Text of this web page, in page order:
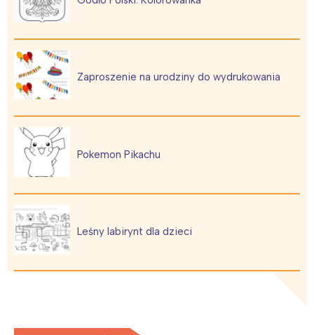
Zaproszenie na urodziny do wydrukowania
Pokemon Pikachu
Leśny labirynt dla dzieci
Trójmiasto
Poznań
Wrocław
Północ